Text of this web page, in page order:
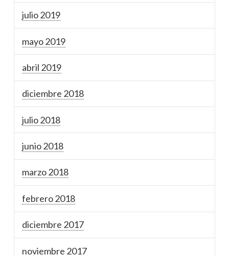
julio 2019
mayo 2019
abril 2019
diciembre 2018
julio 2018
junio 2018
marzo 2018
febrero 2018
diciembre 2017
noviembre 2017